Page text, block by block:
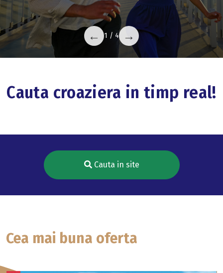
← 1 / 4 →
Cauta croaziera in timp real!
Cauta in site
Cea mai buna oferta